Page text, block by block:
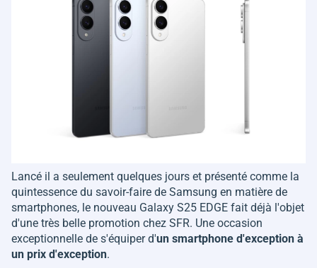
Lancé il a seulement quelques jours et présenté comme la
quintessence du savoir-faire de Samsung en matière de
smartphones, le nouveau Galaxy S25 EDGE fait déjà l'objet
d'une très belle promotion chez SFR. Une occasion
exceptionnelle de s'équiper d'un smartphone d'exception à
un prix d'exception.